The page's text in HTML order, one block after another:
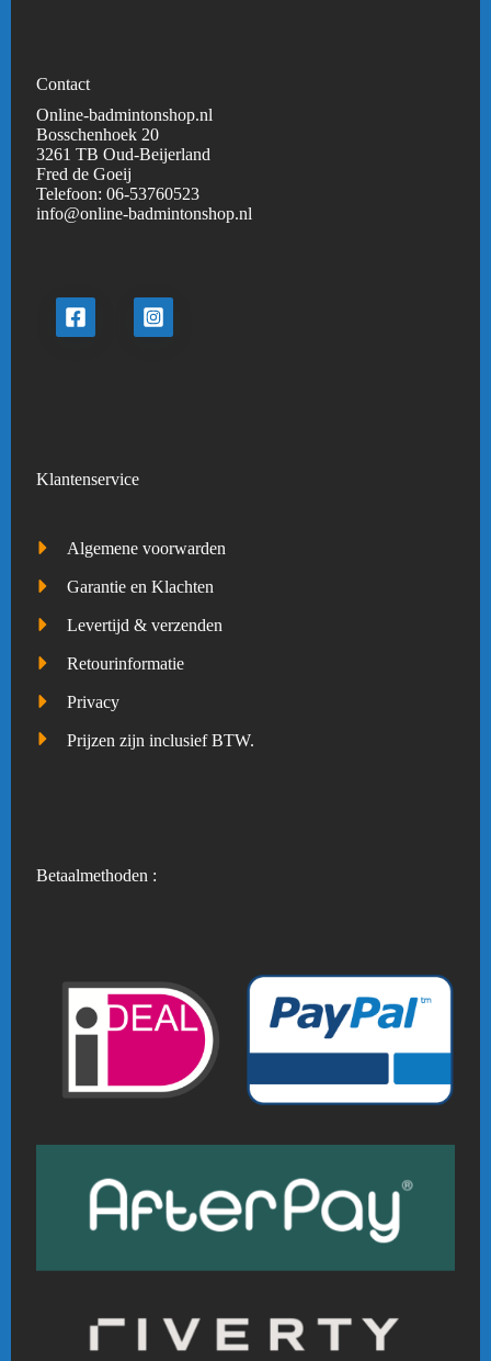
Contact
Online-badmintonshop.nl
Bosschenhoek 20
3261 TB Oud-Beijerland
Fred de Goeij
Telefoon:06-53760523
info@online-badmintonshop.nl
Klantenservice
Algemene voorwarden
Garantie en Klachten
Levertijd & verzenden
Retourinformatie
Privacy
Prijzen zijn inclusief BTW.
Betaalmethoden :